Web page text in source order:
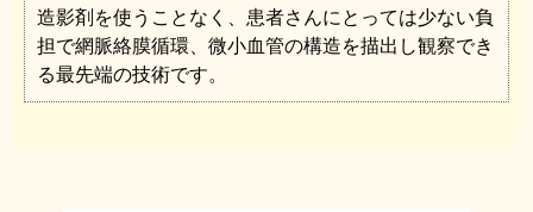
造影剤を使うことなく、患者さんにとっては少ない負
担で網脈絡膜循環、微小血管の構造を描出し観察でき
る最先端の技術です。